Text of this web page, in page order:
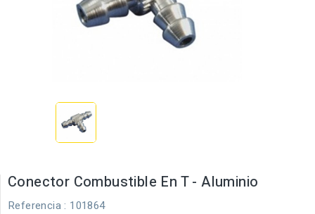
Conector Combustible En T - Aluminio
Referencia : 101864